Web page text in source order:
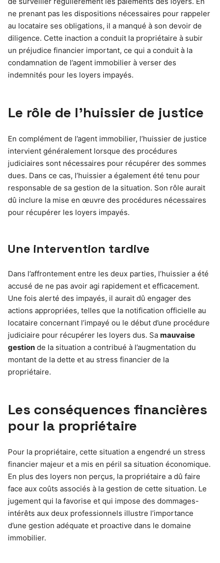
ne prenant pas les dispositions nécessaires pour rappeler
au locataire ses obligations, il a manqué à son devoir de
diligence. Cette inaction a conduit la propriétaire à subir
un préjudice financier important, ce qui a conduit à la
condamnation de l’agent immobilier à verser des
indemnités pour les loyers impayés.
Le rôle de l’huissier de justice
En complément de l’agent immobilier, l’huissier de justice
intervient généralement lorsque des procédures
judiciaires sont nécessaires pour récupérer des sommes
dues. Dans ce cas, l’huissier a également été tenu pour
responsable de sa gestion de la situation. Son rôle aurait
dû inclure la mise en œuvre des procédures nécessaires
pour récupérer les loyers impayés.
Une intervention tardive
Dans l’affrontement entre les deux parties, l’huissier a été
accusé de ne pas avoir agi rapidement et efficacement.
Une fois alerté des impayés, il aurait dû engager des
actions appropriées, telles que la notification officielle au
locataire concernant l’impayé ou le début d’une procédure
judiciaire pour récupérer les loyers dus. Sa mauvaise
gestion de la situation a contribué à l’augmentation du
montant de la dette et au stress financier de la
propriétaire.
Les conséquences financières
pour la propriétaire
Pour la propriétaire, cette situation a engendré un stress
financier majeur et a mis en péril sa situation économique.
En plus des loyers non perçus, la propriétaire a dû faire
face aux coûts associés à la gestion de cette situation. Le
jugement qui la favorise et qui impose des dommages-
intérêts aux deux professionnels illustre l’importance
d’une gestion adéquate et proactive dans le domaine
immobilier.